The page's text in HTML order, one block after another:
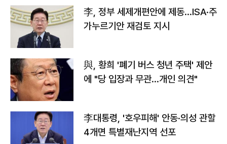
李, 정부 세제개편안에 제동…ISA·주
가누르기안 재검토 지시
與, 황희 '폐기 버스 청년 주택' 제안
에 "당 입장과 무관…개인 의견"
李대통령, '호우피해' 안동·의성 관할
4개면 특별재난지역 선포